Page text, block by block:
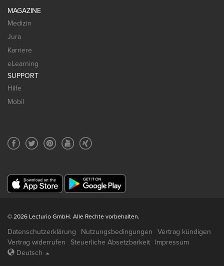
MAGAZINE
Medizin
Jura
Karriere
eLearning
SUPPORT
Hilfe
Mobil
© 2026 Lecturio GmbH. Alle Rechte vorbehalten.
Datenschutzerklärung Nutzungsbedingungen
Vertrag kündigen
Vertrag widerrufen
Steuerliche Absetzbarkeit
Impressum
Deutsch